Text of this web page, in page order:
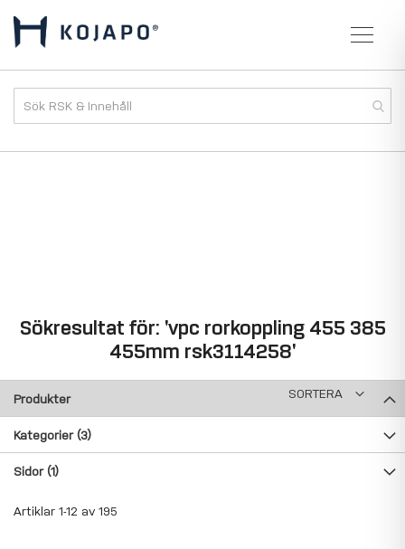
Sökresultat för: 'vpc rorkoppling 455 385
455mm rsk3114258'
Produkter
Kategorier (3)
Sidor (1)
Artiklar 1-12 av 195
SORTERA